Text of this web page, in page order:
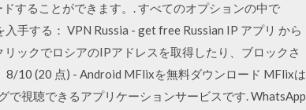
することができます。. すべてのオプションの中で
手する： VPN Russia - get free Russian IP アプリ から
ックでロシアのIPアドレスを取得したり、ブロックさ
10 (20 点) - Android MFlixを無料ダウンロード MFlixは
視聴できるアプリケーションサービスです. WhatsApp